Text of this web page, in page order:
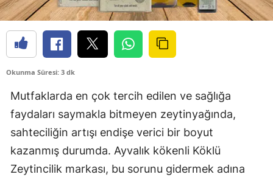
Okunma Süresi: 3 dk
Mutfaklarda en çok tercih edilen ve sağlığa
faydaları saymakla bitmeyen zeytinyağında,
sahteciliğin artışı endişe verici bir boyut
kazanmış durumda. Ayvalık kökenli Köklü
Zeytincilik markası, bu sorunu gidermek adına